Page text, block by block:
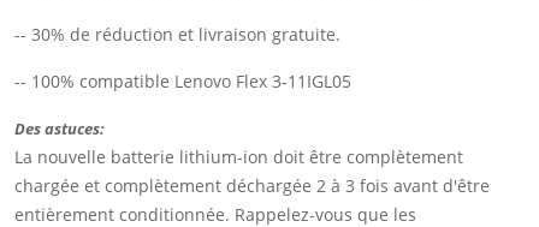
-- 30% de réduction et livraison gratuite.
-- 100% compatible Lenovo Flex 3-11IGL05
Des astuces:
La nouvelle batterie lithium-ion doit être complètement
chargée et complètement déchargée 2 à 3 fois avant d'être
entièrement conditionnée. Rappelez-vous que les